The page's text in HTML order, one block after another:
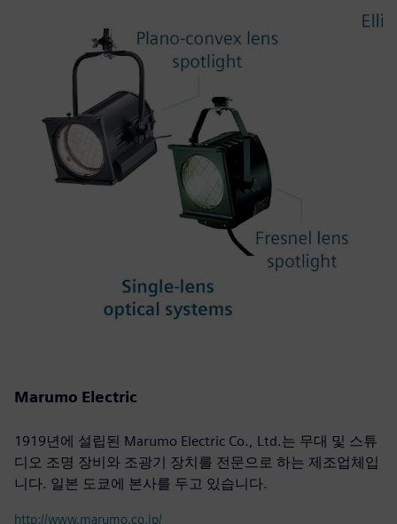
Marumo Electric
1919년에 설립된 Marumo Electric Co., Ltd.는 무대 및 스튜
디오 조명 장비와 조광기 장치를 전문으로 하는 제조업체입
니다. 일본 도쿄에 본사를 두고 있습니다.
http://www.marumo.co.jp/